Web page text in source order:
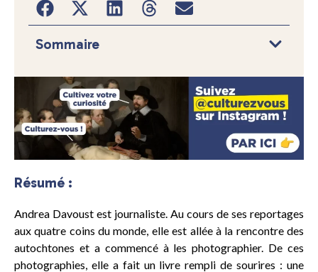
Résumé :
Andrea Davoust est journaliste. Au cours de ses reportages
aux quatre coins du monde, elle est allée à la rencontre des
autochtones et a commencé à les photographier. De ces
photographies, elle a fait un livre rempli de sourires : une
Sommaire